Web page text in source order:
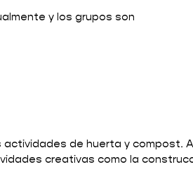
y los grupos son
de huerta y compost.
creativas como la